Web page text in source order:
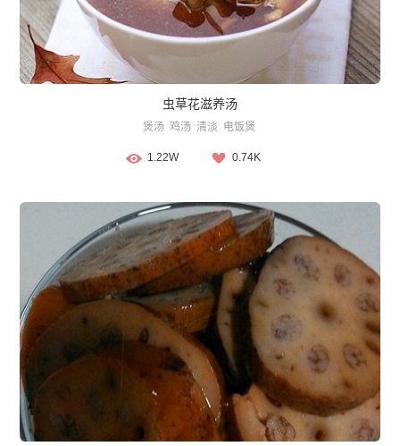
虫草花滋养汤
煲汤 鸡汤 清淡 电饭煲
1.22W 0.74K